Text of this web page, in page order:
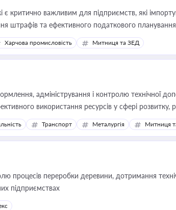
є критично важливим для підприємств, які
штрафів та ефективного податкового
Харчова промисловість Митниця та ЗЕД
адміністрування і контролю технічної
використання ресурсів у сфері розвитку,
Транспорт Металургія Митниця
процесів переробки деревини, дотримання
підприємствах